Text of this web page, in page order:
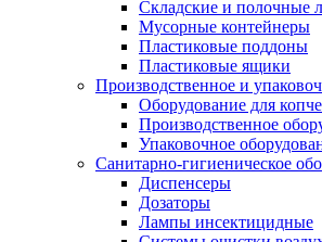
Складские и полочные
Мусорные контейнеры
Пластиковые поддоны
Пластиковые ящики
Производственное и
Оборудование для
Производственное
Упаковочное
Санитарно-гигиеническое
Диспенсеры
Дозаторы
Лампы инсектицидные